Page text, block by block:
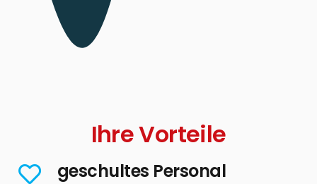
Ihre Vorteile
geschultes Personal